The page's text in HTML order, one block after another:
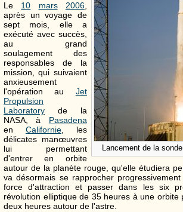
Lancement de la
Le 10 mars 2006,
après un voyage de
sept mois, elle a
exécuté avec succès,
au grand
soulagement des
responsables de la
mission, qui suivaient
anxieusement
l'opération au Jet
Propulsion
Laboratory de la
NASA, à Pasadena
en Californie, les
délicates manœuvres
lui permettant
d'entrer en orbite
autour de la planète rouge, qu'elle étudiera
va désormais se rapprocher
force d'attraction et passer dans les six
révolution elliptique de 35 heures à une orbite
deux heures autour de l'astre.